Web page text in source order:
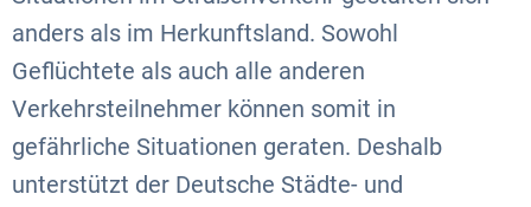
anders als im Herkunftsland. Sowohl
Geflüchtete als auch alle anderen
Verkehrsteilnehmer können somit in
gefährliche Situationen geraten. Deshalb
unterstützt der Deutsche Städte- und